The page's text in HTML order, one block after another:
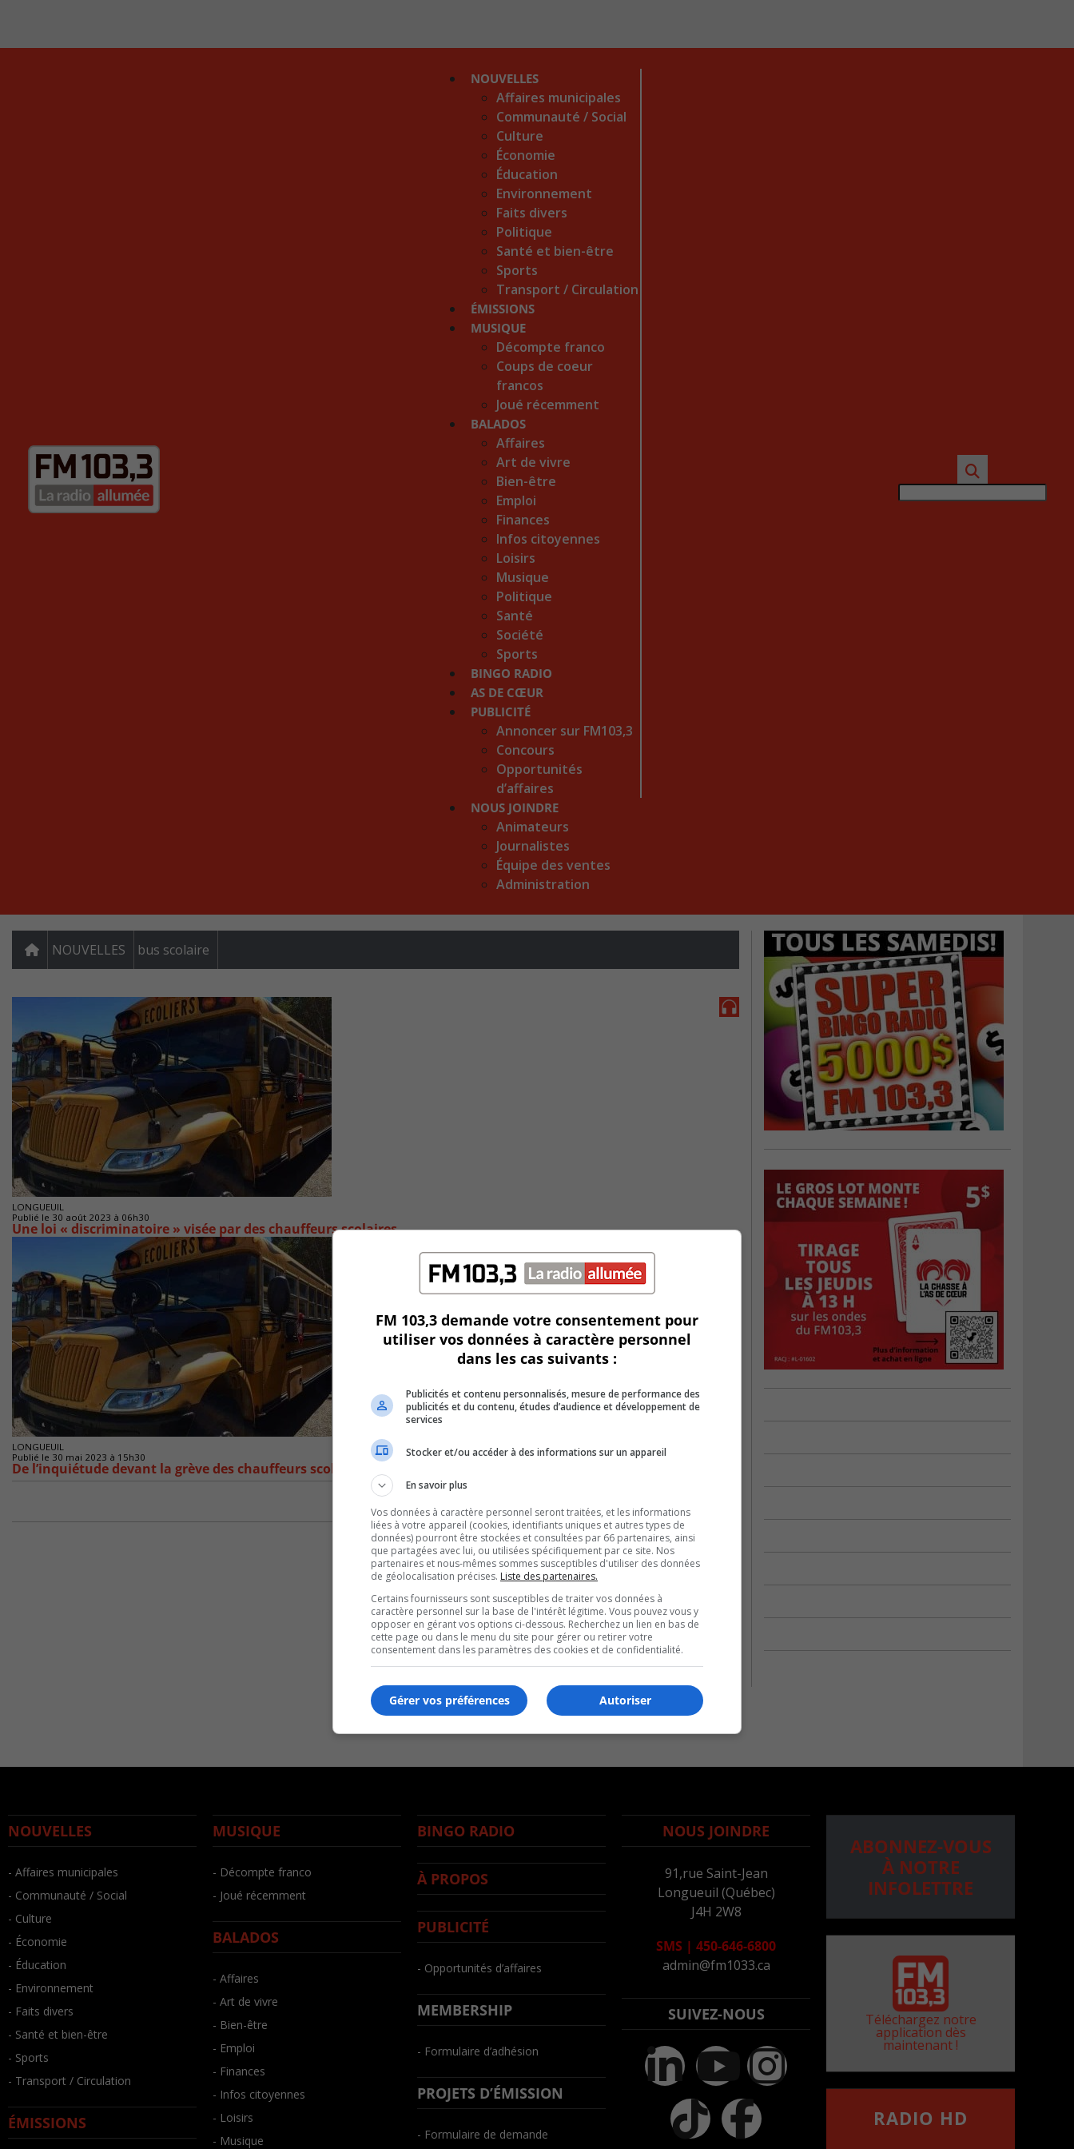
NOUVELLES
Affaires municipales
Communauté / Social
Culture
Économie
Éducation
Environnement
Faits divers
Politique
Santé et bien-être
Sports
Transport / Circulation
ÉMISSIONS
MUSIQUE
Décompte franco
Coups de coeur
francos
Joué récemment
BALADOS
Affaires
Art de vivre
Bien-être
Emploi
Finances
Infos citoyennes
Loisirs
Musique
Politique
Santé
Société
Sports
BINGO RADIO
AS DE CŒUR
PUBLICITÉ
Annoncer sur FM103,3
Concours
Opportunités
d’affaires
NOUS JOINDRE
Animateurs
Journalistes
Équipe des ventes
Administration
NOUVELLES bus scolaire
LONGUEUIL
Publié le 30 août 2023 à 06h30
Une loi « discriminatoire » visée par des chauffeurs scolaires
LONGUEUIL
Publié le 30 mai 2023 à 15h30
De l’inquiétude devant la grève des chauffeurs scolaires
NOUVELLES
- Affaires municipales
- Communauté / Social
- Culture
- Économie
- Éducation
- Environnement
- Faits divers
- Santé et bien-être
- Sports
- Transport / Circulation
ÉMISSIONS
MUSIQUE
- Décompte franco
- Joué récemment
BALADOS
- Affaires
- Art de vivre
- Bien-être
- Emploi
- Finances
- Infos citoyennes
- Loisirs
- Musique
BINGO RADIO
À PROPOS
PUBLICITÉ
- Opportunités d’affaires
MEMBERSHIP
- Formulaire d’adhésion
PROJETS D’ÉMISSION
- Formulaire de demande
NOUS JOINDRE
91,rue Saint-Jean
Longueuil (Québec)
J4H 2W8
SMS | 450-646-6800
admin@fm1033.ca
SUIVEZ-NOUS
ABONNEZ-VOUS
À NOTRE
INFOLETTRE
Téléchargez notre
application dès
maintenant !
RADIO HD
FM 103,3 demande votre consentement pour
utiliser vos données à caractère personnel
dans les cas suivants :
Publicités et contenu personnalisés, mesure de performance des
publicités et du contenu, études d’audience et développement de
services
Stocker et/ou accéder à des informations sur un appareil
En savoir plus
Vos données à caractère personnel seront traitées, et les informations
liées à votre appareil (cookies, identifiants uniques et autres types de
données) pourront être stockées et consultées par 66 partenaires, ainsi
que partagées avec lui, ou utilisées spécifiquement par ce site. Nos
partenaires et nous-mêmes sommes susceptibles d'utiliser des données
de géolocalisation précises. Liste des partenaires.
Certains fournisseurs sont susceptibles de traiter vos données à
caractère personnel sur la base de l'intérêt légitime. Vous pouvez vous y
opposer en gérant vos options ci-dessous. Recherchez un lien en bas de
cette page ou dans le menu du site pour gérer ou retirer votre
consentement dans les paramètres des cookies et de confidentialité.
Autoriser
Gérer vos préférences